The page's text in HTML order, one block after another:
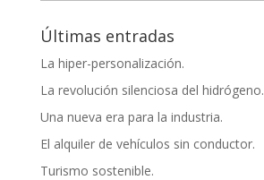
Últimas entradas
La hiper-personalización.
La revolución silenciosa del hidrógeno.
Una nueva era para la industria.
El alquiler de vehículos sin conductor.
Turismo sostenible.